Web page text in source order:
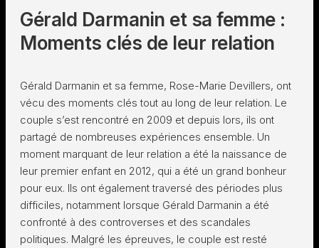
Gérald Darmanin et sa femme :
Moments clés de leur relation
Gérald Darmanin et sa femme, Rose-Marie Devillers, ont
vécu des moments clés tout au long de leur relation. Le
couple s’est rencontré en 2009 et depuis lors, ils ont
partagé de nombreuses expériences ensemble. Un
moment marquant de leur relation a été la naissance de
leur premier enfant en 2012, qui a été un grand bonheur
pour eux. Ils ont également traversé des périodes plus
difficiles, notamment lorsque Gérald Darmanin a été
confronté à des controverses et des scandales
politiques. Malgré les épreuves, le couple est resté